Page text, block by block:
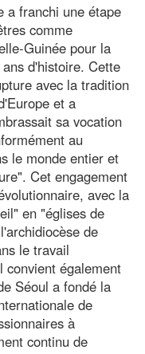
a franchi une étape
comme
Guinée pour la
d'histoire. Cette
avec la tradition
et a
sa vocation
au
le monde entier et
Cet engagement
avec la
en "églises de
de
le travail
convient également
Séoul a fondé la
de
à
continu de